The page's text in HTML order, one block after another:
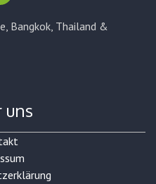
Bangkok, Thailand &
uns